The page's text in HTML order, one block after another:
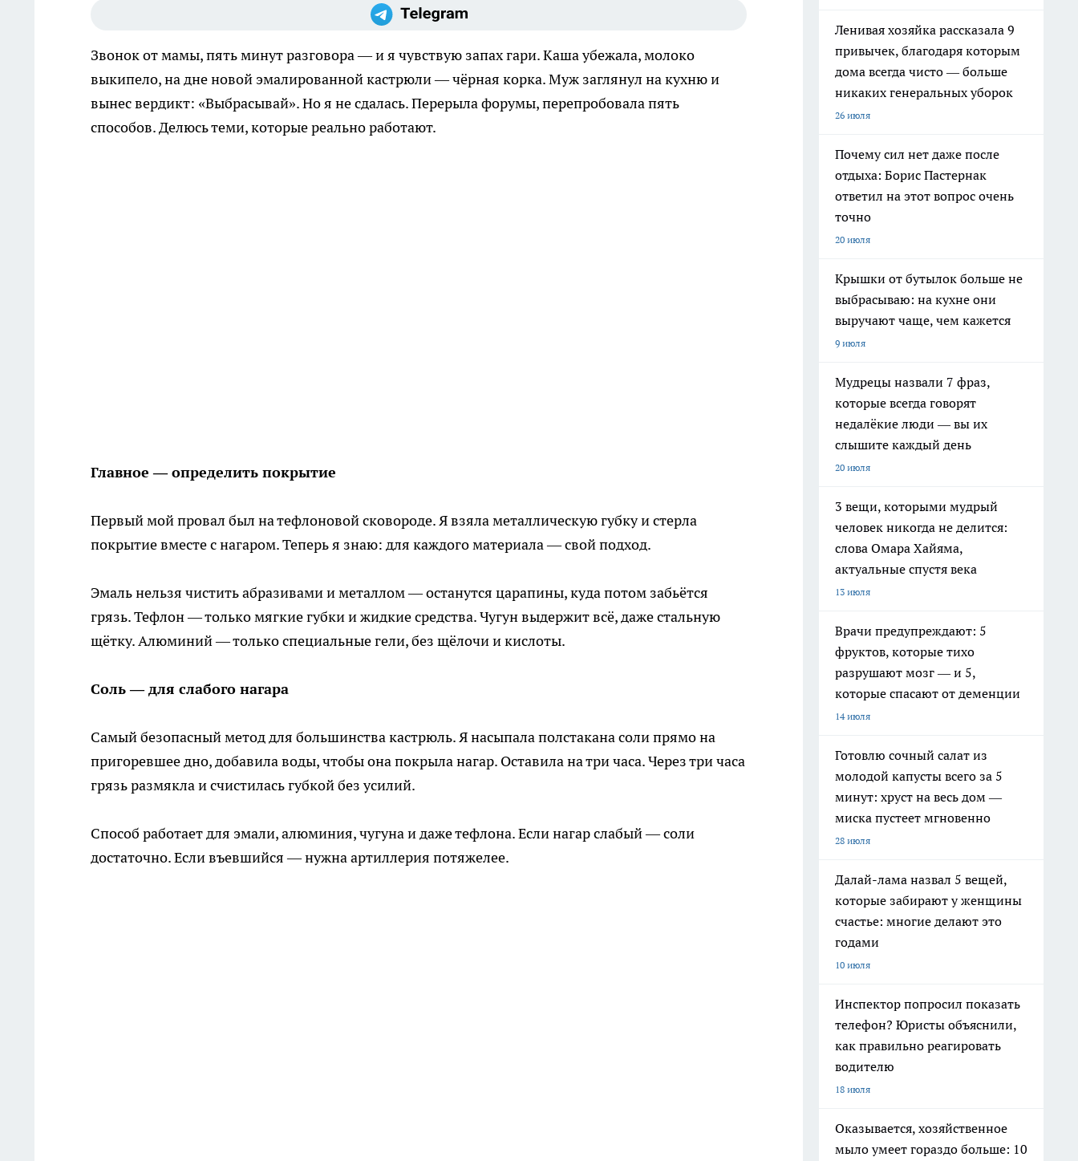
Звонок от мамы, пять минут разговора — и я чувствую запах гари. Каша убежала, молоко
выкипело, на дне новой эмалированной кастрюли — чёрная корка. Муж заглянул на кухню и
вынес вердикт: «Выбрасывай». Но я не сдалась. Перерыла форумы, перепробовала пять
способов. Делюсь теми, которые реально работают.
Главное — определить покрытие
Первый мой провал был на тефлоновой сковороде. Я взяла металлическую губку и стерла
покрытие вместе с нагаром. Теперь я знаю: для каждого материала — свой подход.
Эмаль нельзя чистить абразивами и металлом — останутся царапины, куда потом забьётся
грязь. Тефлон — только мягкие губки и жидкие средства. Чугун выдержит всё, даже стальную
щётку. Алюминий — только специальные гели, без щёлочи и кислоты.
Соль — для слабого нагара
Самый безопасный метод для большинства кастрюль. Я насыпала полстакана соли прямо на
пригоревшее дно, добавила воды, чтобы она покрыла нагар. Оставила на три часа. Через три часа
грязь размякла и счистилась губкой без усилий.
Способ работает для эмали, алюминия, чугуна и даже тефлона. Если нагар слабый — соли
достаточно. Если въевшийся — нужна артиллерия потяжелее.
Ленивая хозяйка рассказала 9
привычек, благодаря которым
дома всегда чисто — больше
никаких генеральных уборок
26 июля
Почему сил нет даже после
отдыха: Борис Пастернак
ответил на этот вопрос очень
точно
20 июля
Крышки от бутылок больше не
выбрасываю: на кухне они
выручают чаще, чем кажется
9 июля
Мудрецы назвали 7 фраз,
которые всегда говорят
недалёкие люди — вы их
слышите каждый день
20 июля
3 вещи, которыми мудрый
человек никогда не делится:
слова Омара Хайяма,
актуальные спустя века
13 июля
Врачи предупреждают: 5
фруктов, которые тихо
разрушают мозг — и 5,
которые спасают от деменции
14 июля
Готовлю сочный салат из
молодой капусты всего за 5
минут: хруст на весь дом —
миска пустеет мгновенно
28 июля
Далай-лама назвал 5 вещей,
которые забирают у женщины
счастье: многие делают это
годами
10 июля
Инспектор попросил показать
телефон? Юристы объяснили,
как правильно реагировать
водителю
18 июля
Оказывается, хозяйственное
мыло умеет гораздо больше: 10